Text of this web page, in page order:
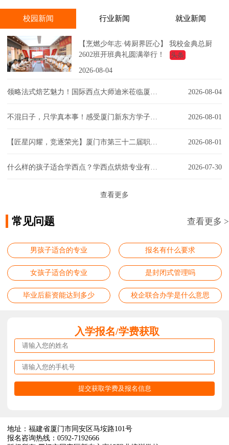
校园新闻 行业新闻 就业新闻
【烹燃少年志·铸厨界匠心】 我校金典总厨
2602班开班典礼圆满举行！
头条
2026-08-04
2026-08-04
2026-08-01
2026-08-01
2026-07-30
查看更多
常见问题 查看更多 >
男孩子适合的专业 报名有什么要求
女孩子适合的专业 是封闭式管理吗
毕业后薪资能达到多少 校企联合办学是什么意思
入学报名/学费获取
地址：福建省厦门市同安区马垵路101号
报名咨询热线：0592-7192666